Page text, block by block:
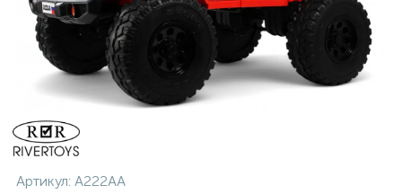
Артикул: A222AA